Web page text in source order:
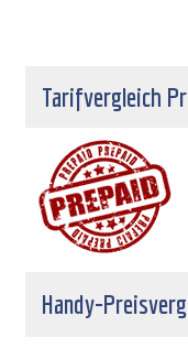
Tarifvergleich
Handy-